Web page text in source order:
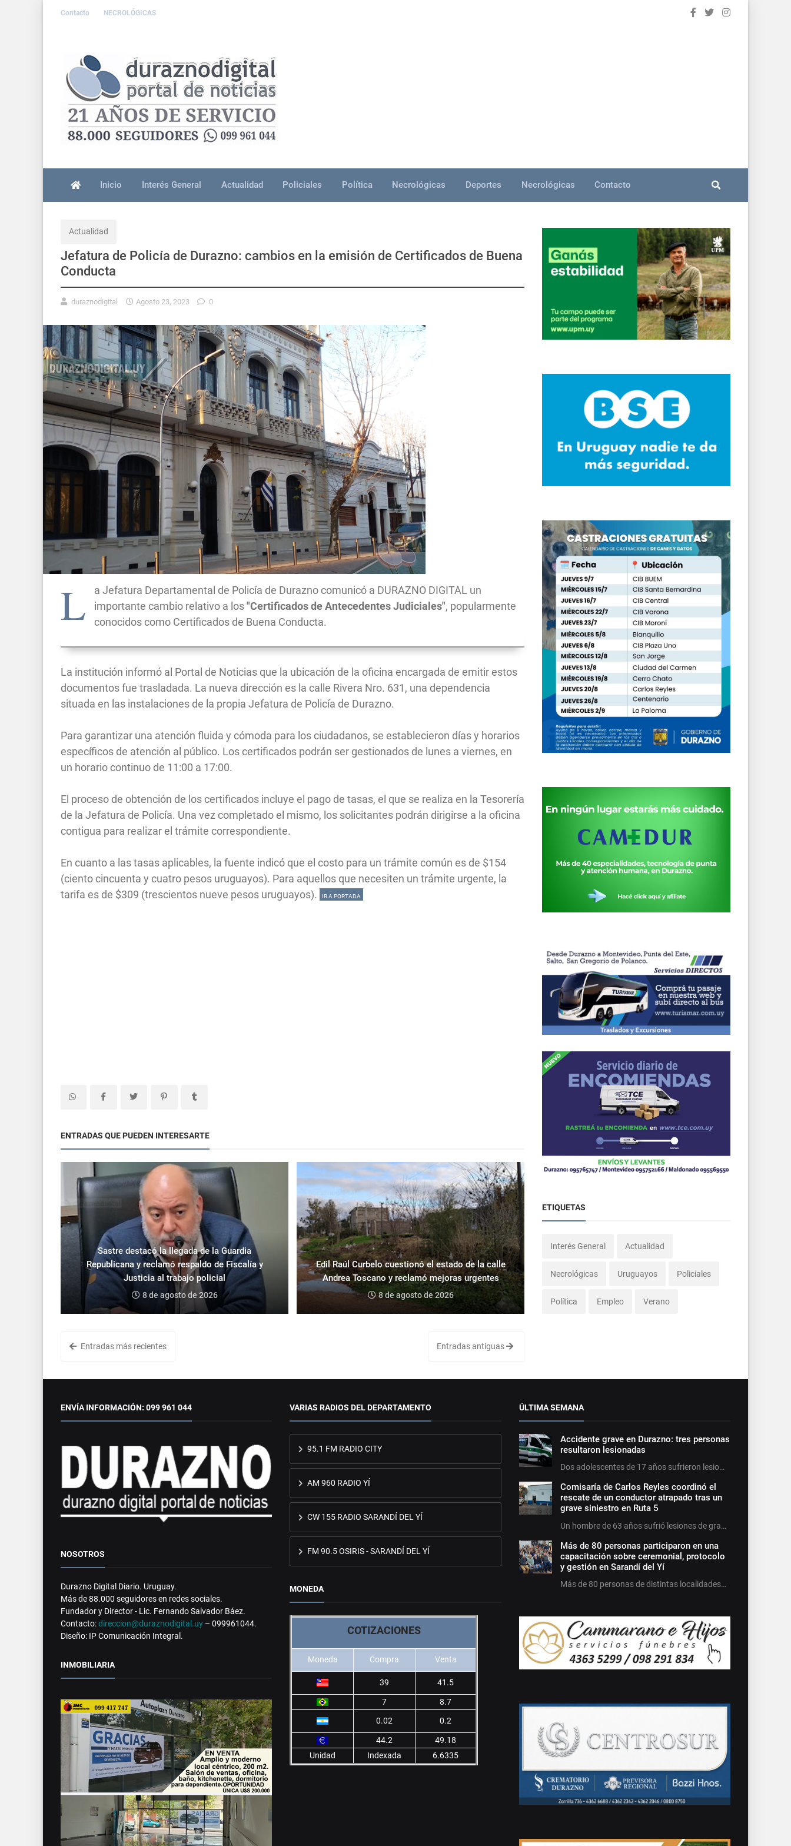
Contacto NECROLÓGICAS
Inicio Interés General Actualidad Policiales Política Necrológicas Deportes Necrológicas Contacto
Actualidad
Jefatura de Policía de Durazno: cambios en la emisión de Certificados de Buena
Conducta
duraznodigital Agosto 23, 2023 0
L
a Jefatura Departamental de Policía de Durazno comunicó a DURAZNO DIGITAL un
importante cambio relativo a los"Certificados de Antecedentes Judiciales", popularmente
conocidos como Certificados de Buena Conducta.
La institución informó al Portal de Noticias que la ubicación de la oficina encargada de emitir estos
documentos fue trasladada. La nueva dirección es la calle Rivera Nro. 631, una dependencia
situada en las instalaciones de la propia Jefatura de Policía de Durazno.
Para garantizar una atención fluida y cómoda para los ciudadanos, se establecieron días y horarios
específicos de atención al público. Los certificados podrán ser gestionados de lunes a viernes, en
un horario continuo de 11:00 a 17:00.
El proceso de obtención de los certificados incluye el pago de tasas, el que se realiza en la Tesorería
de la Jefatura de Policía. Una vez completado el mismo, los solicitantes podrán dirigirse a la oficina
contigua para realizar el trámite correspondiente.
En cuanto a las tasas aplicables, la fuente indicó que el costo para un trámite común es de $154
(ciento cincuenta y cuatro pesos uruguayos). Para aquellos que necesiten un trámite urgente, la
tarifa es de $309 (trescientos nueve pesos uruguayos).
IR A PORTADA
ENTRADAS QUE PUEDEN INTERESARTE
Sastre destacó la llegada de la Guardia
Republicana y reclamó respaldo de Fiscalía y
Justicia al trabajo policial
8 de agosto de 2026
Edil Raúl Curbelo cuestionó el estado de la calle
Andrea Toscano y reclamó mejoras urgentes
8 de agosto de 2026
Entradas más recientes Entradas antiguas
ETIQUETAS
Interés General Actualidad
Necrológicas Uruguayos Policiales
Política Empleo Verano
ENVÍA INFORMACIÓN: 099 961 044
NOSOTROS
Durazno Digital Diario. Uruguay.
Más de 88.000 seguidores en redes sociales.
Fundador y Director - Lic. Fernando Salvador Báez.
Contacto:direccion@duraznodigital.uy – 099961044.
Diseño: IP Comunicación Integral.
INMOBILIARIA
VARIAS RADIOS DEL DEPARTAMENTO
95.1 FM RADIO CITY
AM 960 RADIO YÍ
CW 155 RADIO SARANDÍ DEL YÍ
FM 90.5 OSIRIS - SARANDÍ DEL YÍ
MONEDA
COTIZACIONES
Moneda Compra Venta
39 41.5
7
8.7
0.02
0.2
44.2
49.18
Unidad
Indexada 6.6335
ÚLTIMA SEMANA
Accidente grave en Durazno: tres personas
resultaron lesionadas
Dos adolescentes de 17 años sufrieron lesio…
Comisaría de Carlos Reyles coordinó el
rescate de un conductor atrapado tras un
grave siniestro en Ruta 5
Un hombre de 63 años sufrió lesiones de gra…
Más de 80 personas participaron en una
capacitación sobre ceremonial, protocolo
y gestión en Sarandí del Yí
Más de 80 personas de distintas localidades…